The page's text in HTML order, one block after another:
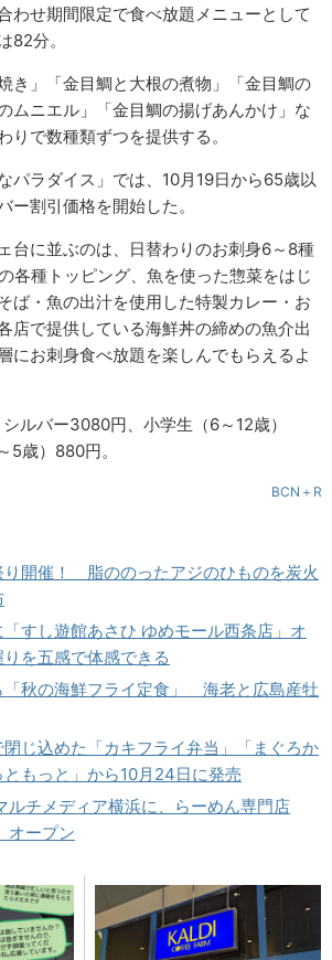
わせ期間限定で食べ放題メニューとして
82分。
き」「金目鯛と大根の煮物」「金目鯛の
ムニエル」「金目鯛の揚げあんかけ」な
りで数種類ずつを提供する。
パラダイス」では、10月19日から65歳以
ー割引価格を開始した。
台に並ぶのは、日替わりのお刺身6～8種
各種トッピング、魚を使った惣菜をはじ
ば・魚の出汁を使用した特製カレー・お
店で提供している海鮮丼の締めの魚介出
にお刺身食べ放題を楽しんでもらえるよ
ルバー3080円、小学生（6～12歳）
5歳）880円。
BCN＋R
り開催！ 脂ののったアジのひものを炭火
すし遊館あさひ ゆめモール西条店」オ
を五感で体感できる
「秋の海鮮フライ定食」 海老と広島産牡
じ込めた「カキフライ弁当」「まぐろか
もっと」から10月24日に発売
ルチメディア横浜に、らーめん専門店
オープン